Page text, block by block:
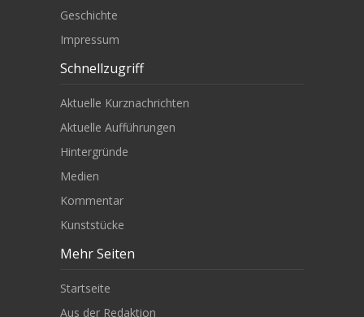
Geschichte
Impressum
Schnellzugriff
Aktuelle Kurznachrichten
Aktuelle Aufführungen
Hintergründe
Medien
Kommentar
Kunststücke
Mehr Seiten
Startseite
Aus der Redaktion